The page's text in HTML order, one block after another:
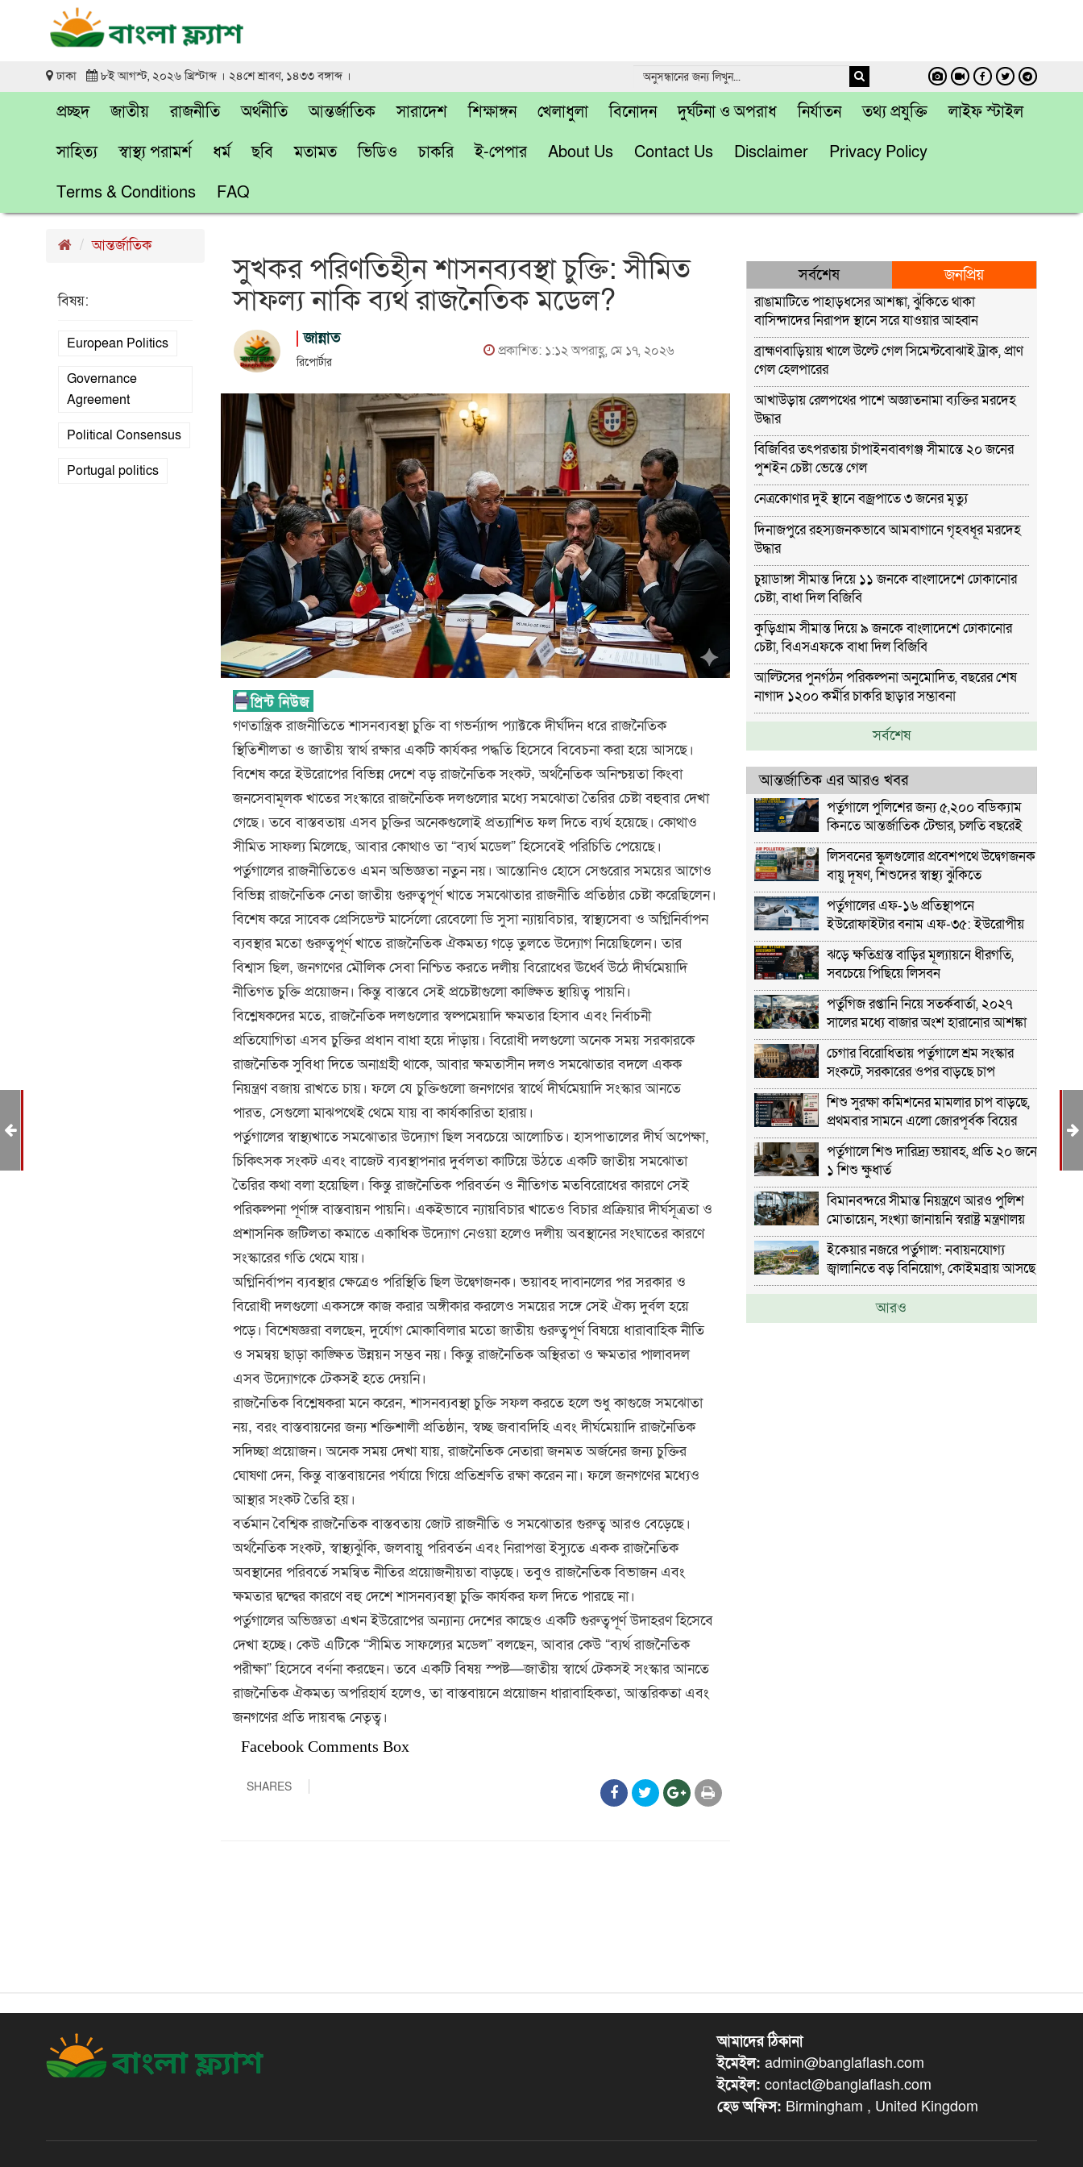
ঢাকা ৮ই আগস্ট, ২০২৬ খ্রিস্টাব্দ । ২৪শে শ্রাবণ, ১৪৩৩ বঙ্গাব্দ ।
প্রচ্ছদ জাতীয় রাজনীতি অর্থনীতি আন্তর্জাতিক সারাদেশ শিক্ষাঙ্গন খেলাধুলা বিনোদন দুর্ঘটনা ও অপরাধ নির্যাতন তথ্য প্রযুক্তি
লাইফ স্টাইল
সাহিত্য
স্বাস্থ্য পরামর্শ ধর্ম ছবি মতামত ভিডিও চাকরি ই-পেপার About Us Contact Us Disclaimer
Privacy Policy
Terms & Conditions
FAQ
সুখকর পরিণতিহীন শাসনব্যবস্থা চুক্তি: সীমিত
সাফল্য নাকি ব্যর্থ রাজনৈতিক মডেল?
জান্নাত
রিপোর্টার
প্রকাশিত: ১:১২ অপরাহ্ণ, মে ১৭, ২০২৬
গণতান্ত্রিক রাজনীতিতে শাসনব্যবস্থা চুক্তি বা গভর্ন্যান্স প্যাক্টকে দীর্ঘদিন ধরে রাজনৈতিক
স্থিতিশীলতা ও জাতীয় স্বার্থ রক্ষার একটি কার্যকর পদ্ধতি হিসেবে বিবেচনা করা হয়ে আসছে।
বিশেষ করে ইউরোপের বিভিন্ন দেশে বড় রাজনৈতিক সংকট, অর্থনৈতিক অনিশ্চয়তা কিংবা
জনসেবামূলক খাতের সংস্কারে রাজনৈতিক দলগুলোর মধ্যে সমঝোতা তৈরির চেষ্টা বহুবার দেখা
গেছে। তবে বাস্তবতায় এসব চুক্তির অনেকগুলোই প্রত্যাশিত ফল দিতে ব্যর্থ হয়েছে। কোথাও
সীমিত সাফল্য মিলেছে, আবার কোথাও তা “ব্যর্থ মডেল” হিসেবেই পরিচিতি পেয়েছে।
পর্তুগালের রাজনীতিতেও এমন অভিজ্ঞতা নতুন নয়। আন্তোনিও হোসে সেগুরোর সময়ের আগেও
বিভিন্ন রাজনৈতিক নেতা জাতীয় গুরুত্বপূর্ণ খাতে সমঝোতার রাজনীতি প্রতিষ্ঠার চেষ্টা করেছিলেন।
বিশেষ করে সাবেক প্রেসিডেন্ট মার্সেলো রেবেলো ডি সুসা ন্যায়বিচার, স্বাস্থ্যসেবা ও অগ্নিনির্বাপন
ব্যবস্থার মতো গুরুত্বপূর্ণ খাতে রাজনৈতিক ঐকমত্য গড়ে তুলতে উদ্যোগ নিয়েছিলেন। তার
বিশ্বাস ছিল, জনগণের মৌলিক সেবা নিশ্চিত করতে দলীয় বিরোধের ঊর্ধ্বে উঠে দীর্ঘমেয়াদি
নীতিগত চুক্তি প্রয়োজন। কিন্তু বাস্তবে সেই প্রচেষ্টাগুলো কাঙ্ক্ষিত স্থায়িত্ব পায়নি।
বিশ্লেষকদের মতে, রাজনৈতিক দলগুলোর স্বল্পমেয়াদি ক্ষমতার হিসাব এবং নির্বাচনী
প্রতিযোগিতা এসব চুক্তির প্রধান বাধা হয়ে দাঁড়ায়। বিরোধী দলগুলো অনেক সময় সরকারকে
রাজনৈতিক সুবিধা দিতে অনাগ্রহী থাকে, আবার ক্ষমতাসীন দলও সমঝোতার বদলে একক
নিয়ন্ত্রণ বজায় রাখতে চায়। ফলে যে চুক্তিগুলো জনগণের স্বার্থে দীর্ঘমেয়াদি সংস্কার আনতে
পারত, সেগুলো মাঝপথেই থেমে যায় বা কার্যকারিতা হারায়।
পর্তুগালের স্বাস্থ্যখাতে সমঝোতার উদ্যোগ ছিল সবচেয়ে আলোচিত। হাসপাতালের দীর্ঘ অপেক্ষা,
চিকিৎসক সংকট এবং বাজেট ব্যবস্থাপনার দুর্বলতা কাটিয়ে উঠতে একটি জাতীয় সমঝোতা
তৈরির কথা বলা হয়েছিল। কিন্তু রাজনৈতিক পরিবর্তন ও নীতিগত মতবিরোধের কারণে সেই
পরিকল্পনা পূর্ণাঙ্গ বাস্তবায়ন পায়নি। একইভাবে ন্যায়বিচার খাতেও বিচার প্রক্রিয়ার দীর্ঘসূত্রতা ও
প্রশাসনিক জটিলতা কমাতে একাধিক উদ্যোগ নেওয়া হলেও দলীয় অবস্থানের সংঘাতের কারণে
সংস্কারের গতি থেমে যায়।
অগ্নিনির্বাপন ব্যবস্থার ক্ষেত্রেও পরিস্থিতি ছিল উদ্বেগজনক। ভয়াবহ দাবানলের পর সরকার ও
বিরোধী দলগুলো একসঙ্গে কাজ করার অঙ্গীকার করলেও সময়ের সঙ্গে সেই ঐক্য দুর্বল হয়ে
পড়ে। বিশেষজ্ঞরা বলছেন, দুর্যোগ মোকাবিলার মতো জাতীয় গুরুত্বপূর্ণ বিষয়ে ধারাবাহিক নীতি
ও সমন্বয় ছাড়া কাঙ্ক্ষিত উন্নয়ন সম্ভব নয়। কিন্তু রাজনৈতিক অস্থিরতা ও ক্ষমতার পালাবদল
এসব উদ্যোগকে টেকসই হতে দেয়নি।
রাজনৈতিক বিশ্লেষকরা মনে করেন, শাসনব্যবস্থা চুক্তি সফল করতে হলে শুধু কাগুজে সমঝোতা
নয়, বরং বাস্তবায়নের জন্য শক্তিশালী প্রতিষ্ঠান, স্বচ্ছ জবাবদিহি এবং দীর্ঘমেয়াদি রাজনৈতিক
সদিচ্ছা প্রয়োজন। অনেক সময় দেখা যায়, রাজনৈতিক নেতারা জনমত অর্জনের জন্য চুক্তির
ঘোষণা দেন, কিন্তু বাস্তবায়নের পর্যায়ে গিয়ে প্রতিশ্রুতি রক্ষা করেন না। ফলে জনগণের মধ্যেও
আস্থার সংকট তৈরি হয়।
বর্তমান বৈশ্বিক রাজনৈতিক বাস্তবতায় জোট রাজনীতি ও সমঝোতার গুরুত্ব আরও বেড়েছে।
অর্থনৈতিক সংকট, স্বাস্থ্যঝুঁকি, জলবায়ু পরিবর্তন এবং নিরাপত্তা ইস্যুতে একক রাজনৈতিক
অবস্থানের পরিবর্তে সমন্বিত নীতির প্রয়োজনীয়তা বাড়ছে। তবুও রাজনৈতিক বিভাজন এবং
ক্ষমতার দ্বন্দ্বের কারণে বহু দেশে শাসনব্যবস্থা চুক্তি কার্যকর ফল দিতে পারছে না।
পর্তুগালের অভিজ্ঞতা এখন ইউরোপের অন্যান্য দেশের কাছেও একটি গুরুত্বপূর্ণ উদাহরণ হিসেবে
দেখা হচ্ছে। কেউ এটিকে “সীমিত সাফল্যের মডেল” বলছেন, আবার কেউ “ব্যর্থ রাজনৈতিক
পরীক্ষা” হিসেবে বর্ণনা করছেন। তবে একটি বিষয় স্পষ্ট—জাতীয় স্বার্থে টেকসই সংস্কার আনতে
রাজনৈতিক ঐকমত্য অপরিহার্য হলেও, তা বাস্তবায়নে প্রয়োজন ধারাবাহিকতা, আন্তরিকতা এবং
জনগণের প্রতি দায়বদ্ধ নেতৃত্ব।
Facebook Comments Box
SHARES
আন্তর্জাতিক
বিষয়:
European Politics
Governance
Agreement
Political Consensus
Portugal politics
সর্বশেষ জনপ্রিয়
রাঙামাটিতে পাহাড়ধসের আশঙ্কা, ঝুঁকিতে থাকা
বাসিন্দাদের নিরাপদ স্থানে সরে যাওয়ার আহ্বান
ব্রাহ্মণবাড়িয়ায় খালে উল্টে গেল সিমেন্টবোঝাই ট্রাক, প্রাণ
গেল হেলপারের
আখাউড়ায় রেলপথের পাশে অজ্ঞাতনামা ব্যক্তির মরদেহ
উদ্ধার
বিজিবির তৎপরতায় চাঁপাইনবাবগঞ্জ সীমান্তে ২০ জনের
পুশইন চেষ্টা ভেস্তে গেল
নেত্রকোণার দুই স্থানে বজ্রপাতে ৩ জনের মৃত্যু
দিনাজপুরে রহস্যজনকভাবে আমবাগানে গৃহবধূর মরদেহ
উদ্ধার
চুয়াডাঙ্গা সীমান্ত দিয়ে ১১ জনকে বাংলাদেশে ঢোকানোর
চেষ্টা, বাধা দিল বিজিবি
কুড়িগ্রাম সীমান্ত দিয়ে ৯ জনকে বাংলাদেশে ঢোকানোর
চেষ্টা, বিএসএফকে বাধা দিল বিজিবি
আল্টিসের পুনর্গঠন পরিকল্পনা অনুমোদিত, বছরের শেষ
নাগাদ ১২০০ কর্মীর চাকরি ছাড়ার সম্ভাবনা
সর্বশেষ
আন্তর্জাতিক এর আরও খবর
পর্তুগালে পুলিশের জন্য ৫,২০০ বডিক্যাম
কিনতে আন্তর্জাতিক টেন্ডার, চলতি বছরেই
ব্যবহারের পরিকল্পনা
লিসবনের স্কুলগুলোর প্রবেশপথে উদ্বেগজনক
বায়ু দূষণ, শিশুদের স্বাস্থ্য ঝুঁকিতে
পর্তুগালের এফ-১৬ প্রতিস্থাপনে
ইউরোফাইটার বনাম এফ-৩৫: ইউরোপীয়
প্রতিরক্ষা শিল্পে নতুন বিতর্ক
ঝড়ে ক্ষতিগ্রস্ত বাড়ির মূল্যায়নে ধীরগতি,
সবচেয়ে পিছিয়ে লিসবন
পর্তুগিজ রপ্তানি নিয়ে সতর্কবার্তা, ২০২৭
সালের মধ্যে বাজার অংশ হারানোর আশঙ্কা
চেগার বিরোধিতায় পর্তুগালে শ্রম সংস্কার
সংকটে, সরকারের ওপর বাড়ছে চাপ
শিশু সুরক্ষা কমিশনের মামলার চাপ বাড়ছে,
প্রথমবার সামনে এলো জোরপূর্বক বিয়ের
ঘটনা
পর্তুগালে শিশু দারিদ্র্য ভয়াবহ, প্রতি ২০ জনে
১ শিশু ক্ষুধার্ত
বিমানবন্দরে সীমান্ত নিয়ন্ত্রণে আরও পুলিশ
মোতায়েন, সংখ্যা জানায়নি স্বরাষ্ট্র মন্ত্রণালয়
ইকেয়ার নজরে পর্তুগাল: নবায়নযোগ্য
জ্বালানিতে বড় বিনিয়োগ, কোইমব্রায় আসছে
নতুন স্টোর
আরও
আমাদের ঠিকানা
ইমেইল:admin@banglaflash.com
ইমেইল: contact@banglaflash.com
হেড অফিস: Birmingham , United Kingdom